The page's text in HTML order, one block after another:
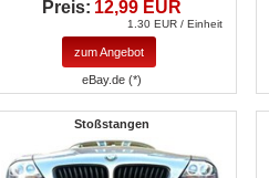
Preis: 12,99 EUR
1.30 EUR / Einheit
zum Angebot
eBay.de (*)
Stoßstangen